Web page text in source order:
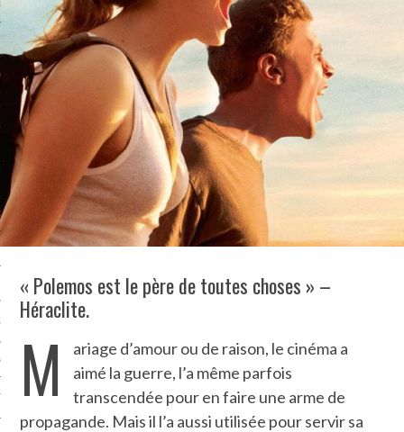
BONHEUR
GUERRE
« Polemos est le père de toutes choses » –
Héraclite.
M
ariage d’amour ou de raison, le cinéma a
aimé la guerre, l’a même parfois
transcendée pour en faire une arme de
propagande. Mais il l’a aussi utilisée pour servir sa